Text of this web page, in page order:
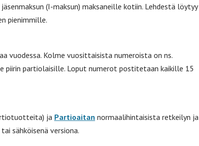
(I-maksun) maksaneille kotiin. Lehdestä löytyy
pienimmille.
vuodessa. Kolme vuosittaisista numeroista on ns.
piirin partiolaisille. Loput numerot postitetaan kaikille 15
ja Partioaitan normaalihintaisista retkeilyn ja
sähköisenä versiona.